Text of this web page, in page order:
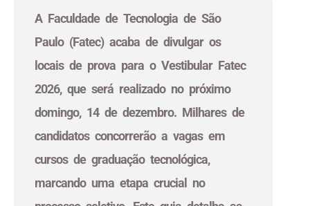
A Faculdade de Tecnologia de São
Paulo (Fatec) acaba de divulgar os
locais de prova para o Vestibular Fatec
2026, que será realizado no próximo
domingo, 14 de dezembro. Milhares de
candidatos concorrerão a vagas em
cursos de graduação tecnológica,
marcando uma etapa crucial no